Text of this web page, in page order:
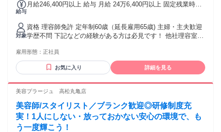
給与
月給246,400円以上 給与 月給 24万6,400円以上 固定残業時間
24万6,400円以上（研修期間 6 ヶ月） 研修中 固定残業時間
（トータル） 44時間/月 研修中 残業代 6万1,600円以上 固定
時間外手当（44h分）61,600円以上含む。超過分別途支給。
※上記給与は22日出勤の給与 ※給与は経験・能力により異な
対象
資格 理容師免許 定年制60歳（延長雇用65歳) 主婦・主夫歓迎
学歴不問 下記などの経験がある方は必見です！ 他社理容室
で、理容師 スタイリストなど
雇用形態： 正社員
お気に入り 詳細を見る
美容プラージュ 高松丸亀店
美容師/スタイリスト／ブランク歓迎◎研修制度充
実！1人にしない・放っておかない安心の環境で、も
う一度輝こう！